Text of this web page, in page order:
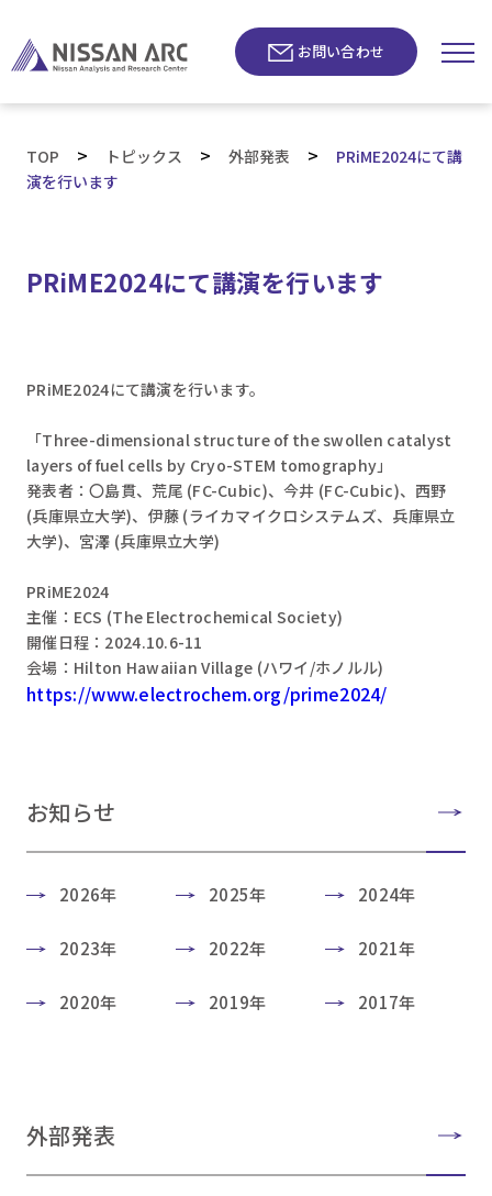
お問い合わせ
TOP > トピックス > 外部発表 >
PRiME2024にて講
演を行います
PRiME2024にて講演を行います
PRiME2024にて講演を行います。
「Three-dimensional structure of the swollen catalyst
layers of fuel cells by Cryo-STEM tomography」
発表者：〇島貫、荒尾 (FC-Cubic)、今井 (FC-Cubic)、西野
(兵庫県立大学)、伊藤 (ライカマイクロシステムズ、兵庫県立
大学)、宮澤 (兵庫県立大学)
PRiME2024
主催：ECS (The Electrochemical Society)
開催日程：2024.10.6-11
会場：Hilton Hawaiian Village (ハワイ/ホノルル)
https://www.electrochem.org/prime2024/
お知らせ
2026年 2025年 2024年
2023年 2022年 2021年
2020年 2019年 2017年
外部発表